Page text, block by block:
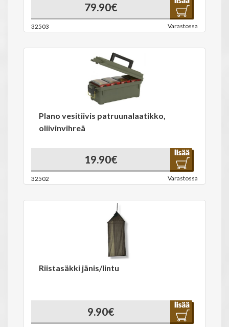
79.90€
32503 Varastossa
Plano vesitiivis patruunalaatikko,
oliivinvihreä
19.90€
32502 Varastossa
Riistasäkki jänis/lintu
9.90€